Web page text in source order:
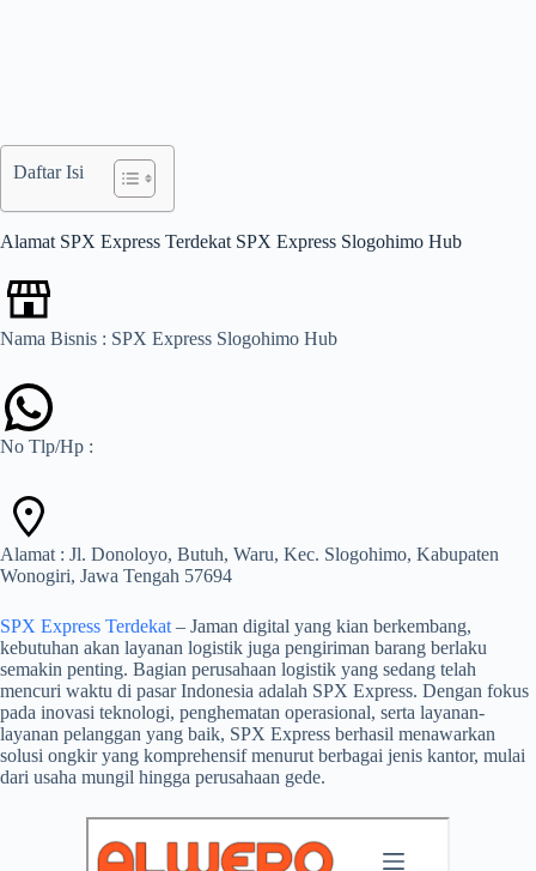
Daftar Isi
Alamat SPX Express Terdekat SPX Express Slogohimo Hub
Nama Bisnis : SPX Express Slogohimo Hub
No Tlp/Hp :
Alamat : Jl. Donoloyo, Butuh, Waru, Kec. Slogohimo, Kabupaten
Wonogiri, Jawa Tengah 57694
SPX Express Terdekat – Jaman digital yang kian berkembang,
kebutuhan akan layanan logistik juga pengiriman barang berlaku
semakin penting. Bagian perusahaan logistik yang sedang telah
mencuri waktu di pasar Indonesia adalah SPX Express. Dengan fokus
pada inovasi teknologi, penghematan operasional, serta layanan-
layanan pelanggan yang baik, SPX Express berhasil menawarkan
solusi ongkir yang komprehensif menurut berbagai jenis kantor, mulai
dari usaha mungil hingga perusahaan gede.